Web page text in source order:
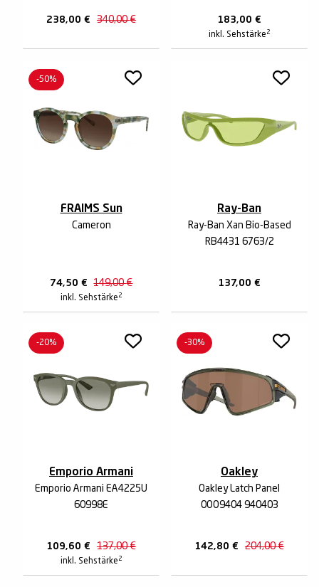
238,00€ 340,00€ 183,00 €
inkl. Sehstärke 2
FRAIMS Sun
Cameron
74,50 € 149,00€
inkl. Sehstärke 2
-50%
Ray-Ban
Ray-Ban Xan Bio-Based
RB4431 6763/2
137,00 €
Emporio Armani
Emporio Armani EA4225U
60998E
109,60€ 137,00€
inkl. Sehstärke 2
-20%
Oakley
Oakley Latch Panel
0OO9404 940403
142,80€ 204,00€
-30%